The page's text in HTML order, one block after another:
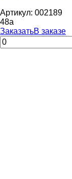
Артикул: 002189
48a
ЗаказатьВ заказе